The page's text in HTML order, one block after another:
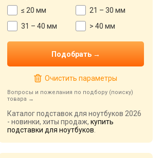
≤ 20 мм
21 – 30 мм
31 – 40 мм
> 40 мм
Очистить параметры
Вопросы и пожелания по подбору (поиску)
товара
Каталог подставок для ноутбуков 2026
- новинки, хиты продаж, купить
подставки для ноутбуков